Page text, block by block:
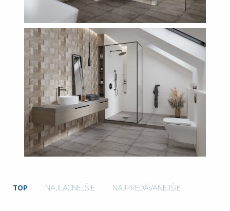
TOP NAJLACNEJŠIE NAJPREDÁVANEJŠIE